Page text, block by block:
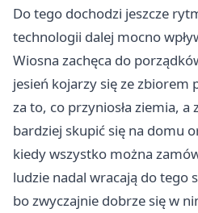
Do tego dochodzi jeszcze
technologii dalej mocno
Wiosna zachęca do
jesień kojarzy się ze zbiorem
za to, co przyniosła ziemia, a
bardziej skupić się na domu
kiedy wszystko można
ludzie nadal wracają do tego
bo zwyczajnie dobrze się w